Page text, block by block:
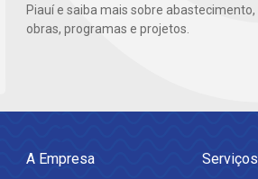
Piauí e saiba mais sobre abastecimento,
obras, programas e projetos.
A Empresa Serviços